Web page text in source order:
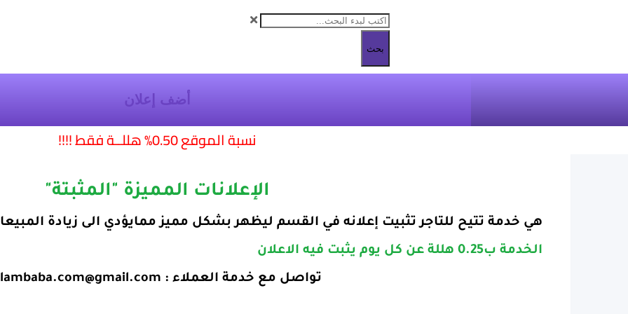
بحث
أضف إعلان
نسبة الموقع 0.50% هللــة فقط !!!!
الإعلانات المميزة "المثبتة"
هي خدمة تتيح للتاجر تثبيت إعلانه في القسم ليظهر بشكل مميز ممايؤدي الى زيادة
الخدمة ب0.25 هللة عن كل يوم يثبت فيه الاعلان
تواصل مع خدمة العملاء : alambaba.com@gmail.com